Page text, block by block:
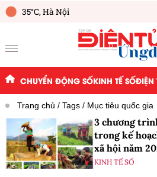
35°C,Hà Nội
CHUYỂN ĐỘNG SỐKINH TẾ SỐĐIỆN
Trang chủ Tags Mục tiêu quốc gia
3 chương
trong kế
xã hội năm
KINH TẾ SỐ